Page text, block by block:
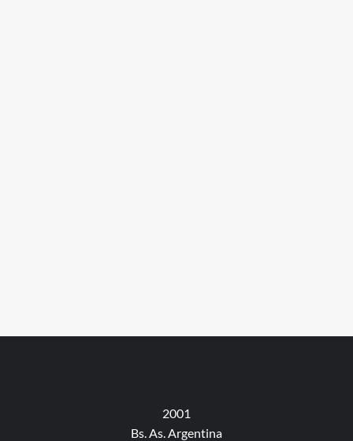
2001
Bs. As. Argentina